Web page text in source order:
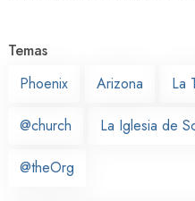
Temas
Phoenix
Arizona La
@church La Iglesia de
@theOrg